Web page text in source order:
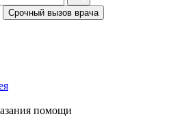
Срочный вызов врача
помощи